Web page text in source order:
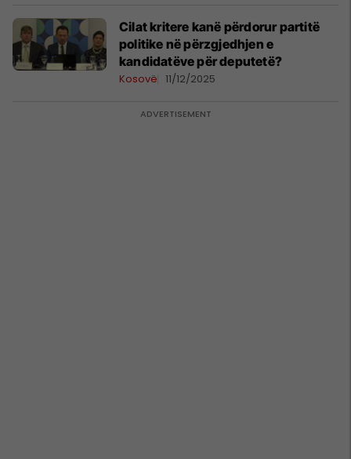
Cilat kritere kanë përdorur partitë
politike në përzgjedhjen e
kandidatëve për deputetë?
Kosovë 11/12/2025